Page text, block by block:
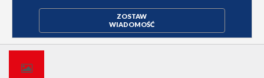
ZOSTAW
WIADOMOŚĆ